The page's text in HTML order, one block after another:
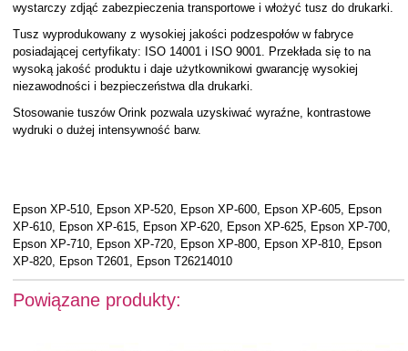
wystarczy zdjąć zabezpieczenia transportowe i włożyć tusz do drukarki.
Tusz wyprodukowany z wysokiej jakości podzespołów w fabryce
posiadającej certyfikaty: ISO 14001 i ISO 9001. Przekłada się to na
wysoką jakość produktu i daje użytkownikowi gwarancję wysokiej
niezawodności i bezpieczeństwa dla drukarki.
Stosowanie tuszów Orink pozwala uzyskiwać wyraźne, kontrastowe
wydruki o dużej intensywność barw.
Epson XP-510, Epson XP-520, Epson XP-600, Epson XP-605, Epson
XP-610, Epson XP-615, Epson XP-620, Epson XP-625, Epson XP-700,
Epson XP-710, Epson XP-720, Epson XP-800, Epson XP-810, Epson
XP-820, Epson T2601, Epson T26214010
Powiązane produkty: